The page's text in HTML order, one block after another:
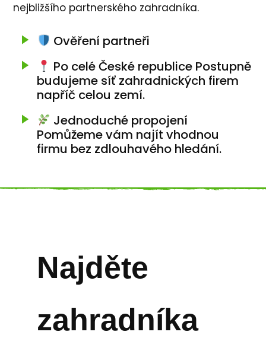
nejbližšího partnerského zahradníka.
Ověření partneři
Po celé České republice Postupně
budujeme síť zahradnických firem
napříč celou zemí.
Jednoduché propojení
Pomůžeme vám najít vhodnou
firmu bez zdlouhavého hledání.
Najděte
zahradníka